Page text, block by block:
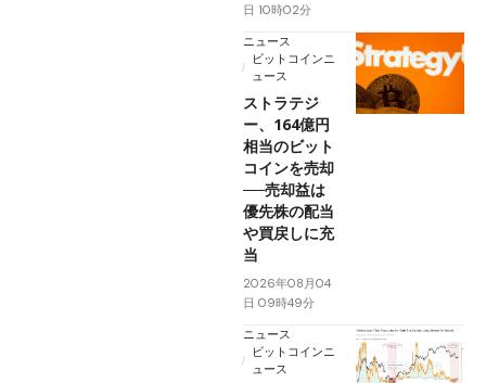
日 10時02分
ニュース
ビットコインニ
ュース
ストラテジ
ー、164億円
相当のビット
コインを売却
──売却益は
優先株の配当
や買戻しに充
当
2026年08月04
日 09時49分
ニュース
ビットコインニ
ュース